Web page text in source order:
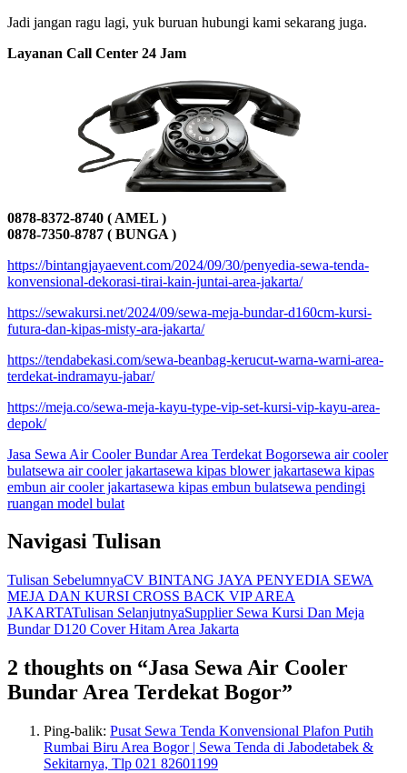
Jadi jangan ragu lagi, yuk buruan hubungi kami sekarang juga.
Layanan Call Center 24 Jam
0878-8372-8740 ( AMEL )
0878-7350-8787 ( BUNGA )
https://bintangjayaevent.com/2024/09/30/penyedia-sewa-tenda-
konvensional-dekorasi-tirai-kain-juntai-area-jakarta/
https://sewakursi.net/2024/09/sewa-meja-bundar-d160cm-kursi-
futura-dan-kipas-misty-ara-jakarta/
https://tendabekasi.com/sewa-beanbag-kerucut-warna-warni-area-
terdekat-indramayu-jabar/
https://meja.co/sewa-meja-kayu-type-vip-set-kursi-vip-kayu-area-
depok/
Jasa Sewa Air Cooler Bundar Area Terdekat Bogorsewa air cooler
bulatsewa air cooler jakartasewa kipas blower jakartasewa kipas
embun air cooler jakartasewa kipas embun bulatsewa pendingi
ruangan model bulat
Navigasi Tulisan
Tulisan SebelumnyaCV BINTANG JAYA PENYEDIA SEWA
MEJA DAN KURSI CROSS BACK VIP AREA
JAKARTATulisan SelanjutnyaSupplier Sewa Kursi Dan Meja
Bundar D120 Cover Hitam Area Jakarta
2 thoughts on “Jasa Sewa Air Cooler
Bundar Area Terdekat Bogor”
Ping-balik: Pusat Sewa Tenda Konvensional Plafon Putih
Rumbai Biru Area Bogor | Sewa Tenda di Jabodetabek &
Sekitarnya, Tlp 021 82601199